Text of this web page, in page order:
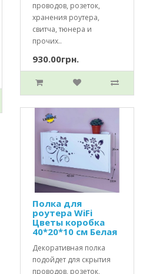
проводов, розеток,
хранения роутера,
свитча, тюнера и
прочих..
930.00грн.
Полка для
роутера WiFi
Цветы коробка
40*20*10 см Белая
Декоративная полка
подойдет для скрытия
проводов, розеток,